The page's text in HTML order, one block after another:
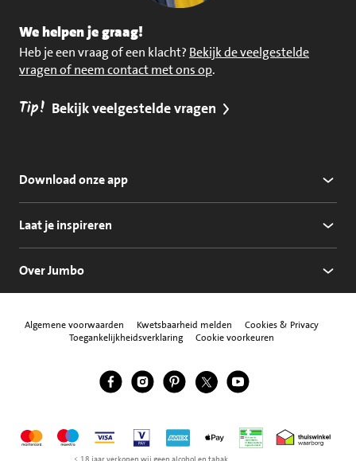
We helpen je graag!
Heb je een vraag of een klacht? Bekijk de veelgestelde
vragen of neem contact met ons op.
Tip! Bekijk veelgestelde vragen
Download onze app
Laat je inspireren
Over Jumbo
Algemene voorwaarden Kwetsbaarheid melden
Cookies & Privacy
Toegankelijkheidsverklaring
Cookie voorkeuren
Volg ons
Jumbo Facebook
Jumbo Instagram
Jumbo Pinterest
Jumbo Twitter
Jumbo YouTube
MastercardMaestroVisa Vpay American Express
Apple Pay Thuiswinkel